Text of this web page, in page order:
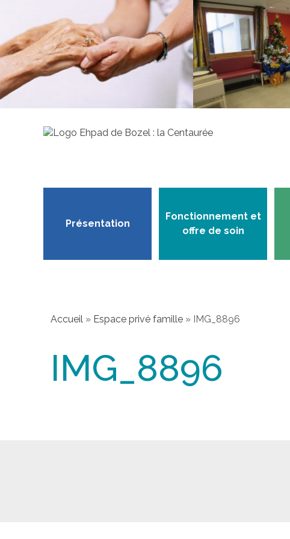
Présentation
Fonctionnement et
offre de soin
Accueil » Espace privé famille » IMG_8896
IMG_8896